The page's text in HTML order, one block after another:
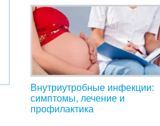
Внутриутробные инфекции:
симптомы, лечение и
профилактика